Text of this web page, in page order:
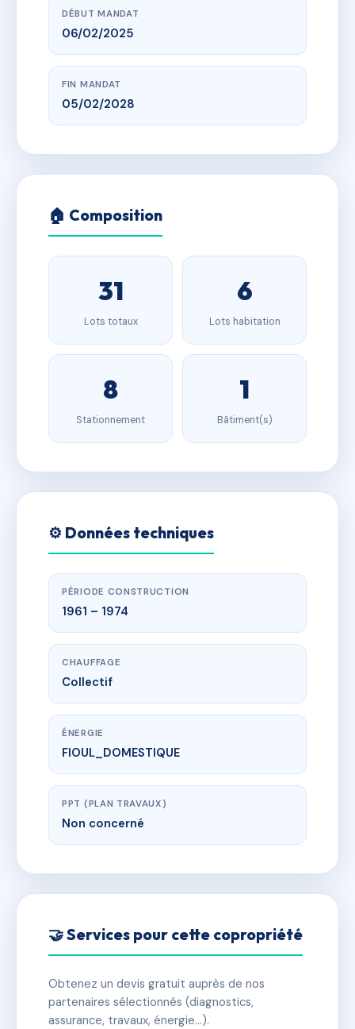
DÉBUT MANDAT
06/02/2025
FIN MANDAT
05/02/2028
🏠 Composition
31
Lots totaux
6
Lots habitation
8
Stationnement
1
Bâtiment(s)
⚙️ Données techniques
PÉRIODE CONSTRUCTION
1961 – 1974
CHAUFFAGE
Collectif
ÉNERGIE
FIOUL_DOMESTIQUE
PPT (PLAN TRAVAUX)
Non concerné
🤝 Services pour cette copropriété
Obtenez un devis gratuit auprès de nos
partenaires sélectionnés (diagnostics,
assurance, travaux, énergie…).